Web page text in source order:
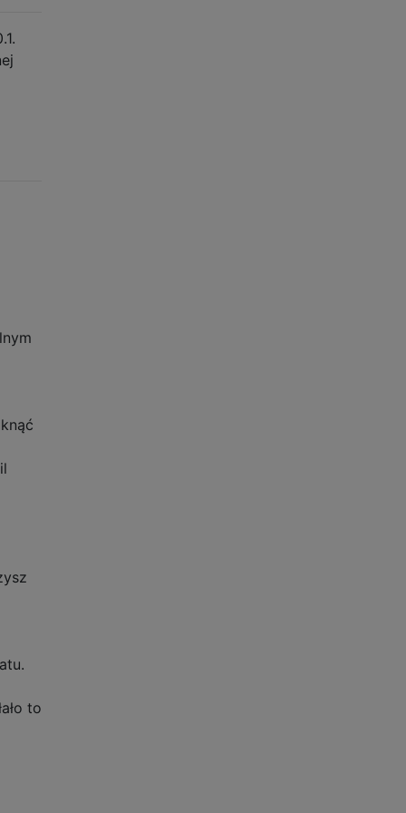
to